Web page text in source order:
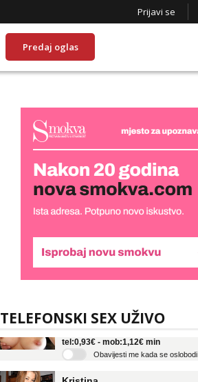
Prijavi se
Predaj oglas
TELEFONSKI SEX UŽIVO
Tel:064/677-677- Kod: #69
Obavijesti me kada se oslobodi